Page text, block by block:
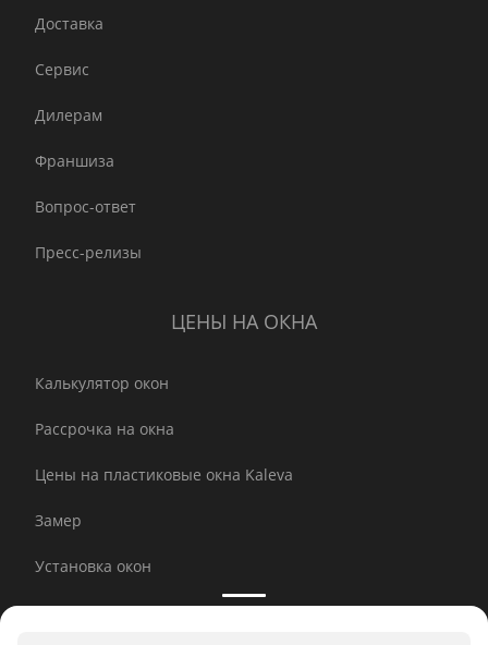
Доставка
Сервис
Дилерам
Франшиза
Вопрос-ответ
Пресс-релизы
ЦЕНЫ НА ОКНА
Калькулятор окон
Рассрочка на окна
Цены на пластиковые окна Kaleva
Замер
Установка окон
Инновации